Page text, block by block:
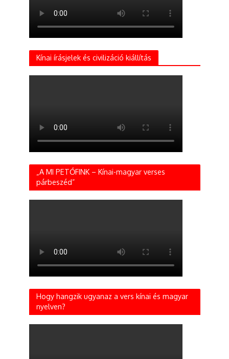
Kínai írásjelek és civilizáció kiállítás
„A MI PETŐFINK – Kínai-magyar verses
párbeszéd”
Hogy hangzik ugyanaz a vers kínai és magyar
nyelven?